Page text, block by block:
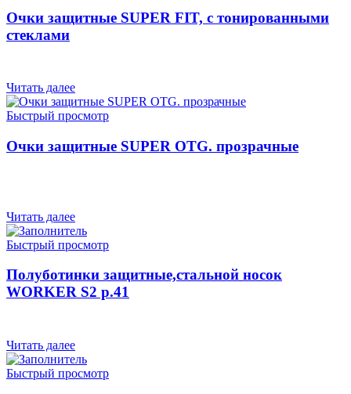
Очки защитные SUPER FIT, с тонированными
стеклами
Читать далее
Быстрый просмотр
Очки защитные SUPER OTG. прозрачные
Читать далее
Быстрый просмотр
Полуботинки защитные,стальной носок
WORKER S2 р.41
Читать далее
Быстрый просмотр